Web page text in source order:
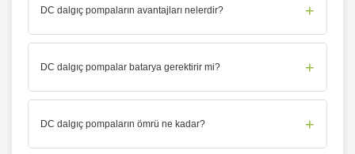
DC dalgıç pompaların avantajları nelerdir? +
DC dalgıç pompalar batarya gerektirir mi? +
DC dalgıç pompaların ömrü ne kadar? +